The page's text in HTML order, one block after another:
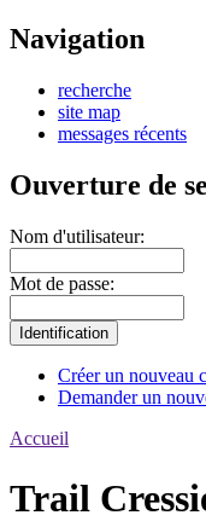
Navigation
recherche
site map
messages récents
Ouverture de
Nom d'utilisateur:
Mot de passe:
Créer un nouveau
Demander un
Accueil
Trail